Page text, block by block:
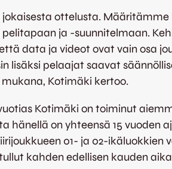
ottelusta.
ja -suunnitelmaan.
data ja videot ovat vain osa
lisäksi pelaajat saavat
Kotimäki kertoo.
Kotimäki on toiminut
on yhteensä 15 vuoden
01- ja 02-
kahden edellisen kauden